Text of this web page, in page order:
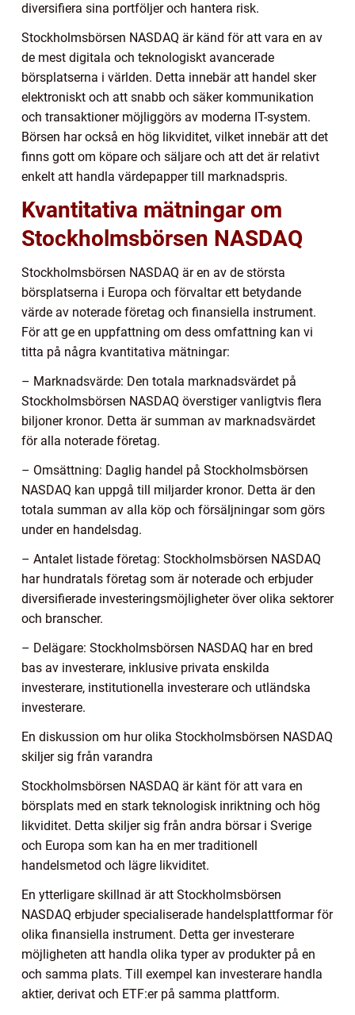
diversifiera sina portföljer och hantera risk.
Stockholmsbörsen NASDAQ är känd för att vara en av
de mest digitala och teknologiskt avancerade
börsplatserna i världen. Detta innebär att handel sker
elektroniskt och att snabb och säker kommunikation
och transaktioner möjliggörs av moderna IT-system.
Börsen har också en hög likviditet, vilket innebär att det
finns gott om köpare och säljare och att det är relativt
enkelt att handla värdepapper till marknadspris.
Kvantitativa mätningar om
Stockholmsbörsen NASDAQ
Stockholmsbörsen NASDAQ är en av de största
börsplatserna i Europa och förvaltar ett betydande
värde av noterade företag och finansiella instrument.
För att ge en uppfattning om dess omfattning kan vi
titta på några kvantitativa mätningar:
– Marknadsvärde: Den totala marknadsvärdet på
Stockholmsbörsen NASDAQ överstiger vanligtvis flera
biljoner kronor. Detta är summan av marknadsvärdet
för alla noterade företag.
– Omsättning: Daglig handel på Stockholmsbörsen
NASDAQ kan uppgå till miljarder kronor. Detta är den
totala summan av alla köp och försäljningar som görs
under en handelsdag.
– Antalet listade företag: Stockholmsbörsen NASDAQ
har hundratals företag som är noterade och erbjuder
diversifierade investeringsmöjligheter över olika sektorer
och branscher.
– Delägare: Stockholmsbörsen NASDAQ har en bred
bas av investerare, inklusive privata enskilda
investerare, institutionella investerare och utländska
investerare.
En diskussion om hur olika Stockholmsbörsen NASDAQ
skiljer sig från varandra
Stockholmsbörsen NASDAQ är känt för att vara en
börsplats med en stark teknologisk inriktning och hög
likviditet. Detta skiljer sig från andra börsar i Sverige
och Europa som kan ha en mer traditionell
handelsmetod och lägre likviditet.
En ytterligare skillnad är att Stockholmsbörsen
NASDAQ erbjuder specialiserade handelsplattformar för
olika finansiella instrument. Detta ger investerare
möjligheten att handla olika typer av produkter på en
och samma plats. Till exempel kan investerare handla
aktier, derivat och ETF:er på samma plattform.